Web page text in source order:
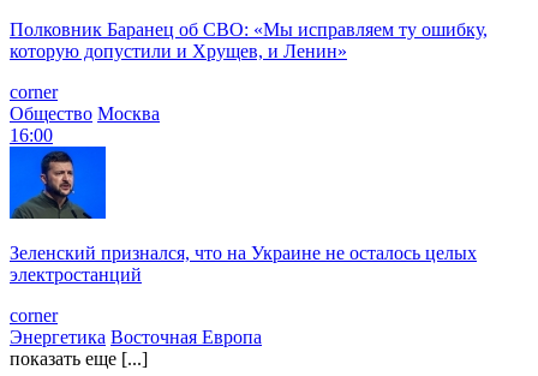
Полковник Баранец об СВО: «Мы исправляем ту ошибку,
которую допустили и Хрущев, и Ленин»
corner
Общество Москва
16:00
Зеленский признался, что на Украине не осталось целых
электростанций
corner
Энергетика Восточная Европа
показать еще [...]